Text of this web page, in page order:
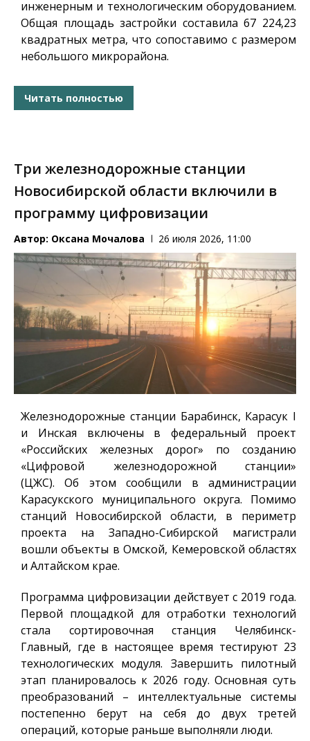
инженерным и технологическим оборудованием.
Общая площадь застройки составила 67 224,23
квадратных метра, что сопоставимо с размером
небольшого микрорайона.
Читать полностью
Три железнодорожные станции
Новосибирской области включили в
программу цифровизации
Автор: Оксана Мочалова 26 июля 2026, 11:00
Железнодорожные станции Барабинск, Карасук I
и Инская включены в федеральный проект
«Российских железных дорог» по созданию
«Цифровой железнодорожной станции»
(ЦЖС). Об этом сообщили в администрации
Карасукского муниципального округа. Помимо
станций Новосибирской области, в периметр
проекта на Западно-Сибирской магистрали
вошли объекты в Омской, Кемеровской областях
и Алтайском крае.
Программа цифровизации действует с 2019 года.
Первой площадкой для отработки технологий
стала сортировочная станция Челябинск-
Главный, где в настоящее время тестируют 23
технологических модуля. Завершить пилотный
этап планировалось к 2026 году. Основная суть
преобразований – интеллектуальные системы
постепенно берут на себя до двух третей
операций, которые раньше выполняли люди.